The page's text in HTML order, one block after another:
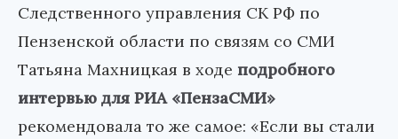
Следственного управления СК РФ по
Пензенской области по связям со СМИ
Татьяна Махницкая в ходе подробного
интервью для РИА «ПензаСМИ»
рекомендовала то же самое: «Если вы стали